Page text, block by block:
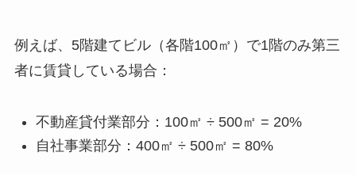
例えば、5階建てビル（各階100㎡）で1階のみ第三
者に賃貸している場合：
不動産貸付業部分：100㎡ ÷ 500㎡ = 20%
自社事業部分：400㎡ ÷ 500㎡ = 80%